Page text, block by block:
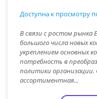
Доступна к просмотру
В связи с ростом рынка
большого числа новых
укреплением основных
потребность в
политики организации.
ассортиментная...